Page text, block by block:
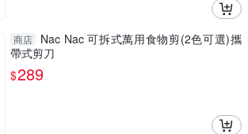
商店
Nac Nac 可拆式萬用食物剪(2色可選)攜
帶式剪刀
$289